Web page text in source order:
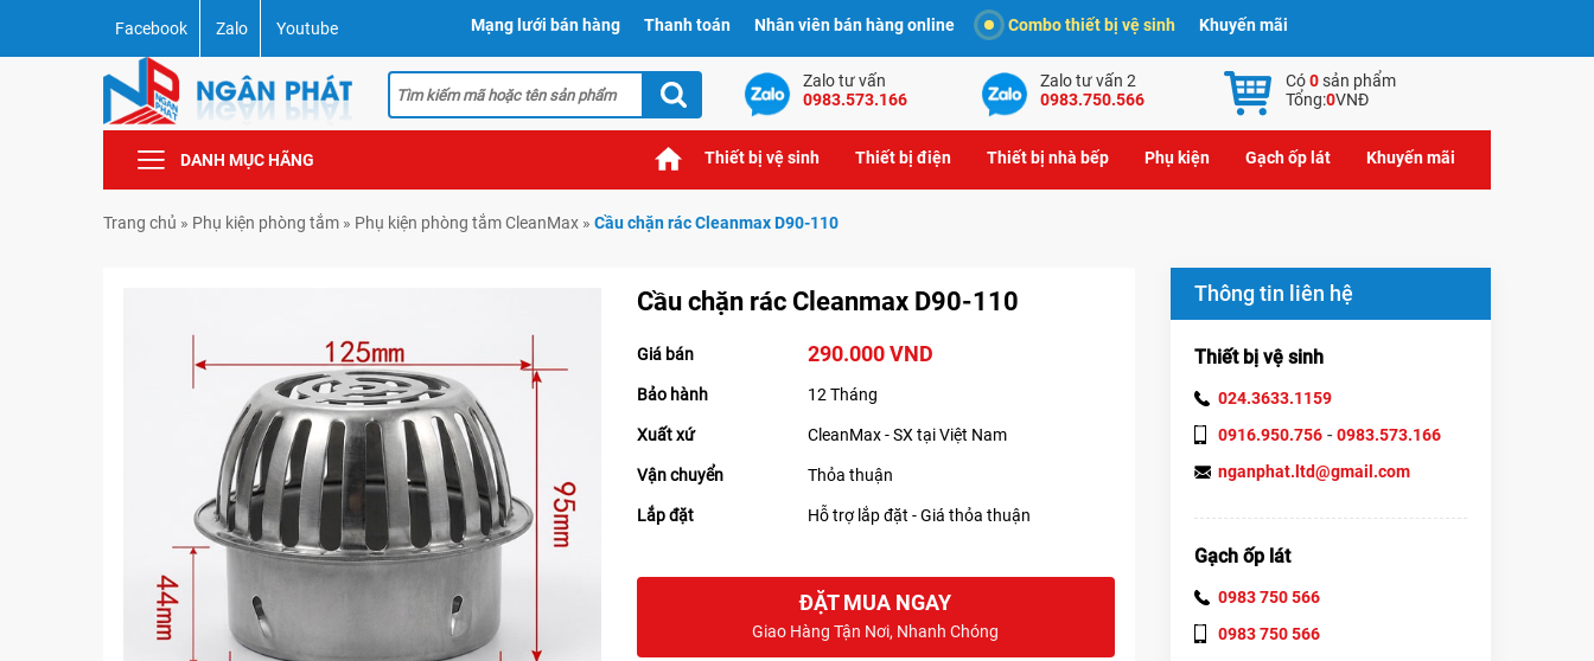
Facebook Zalo Youtube Mạng lưới bán hàng Thanh toán Nhân viên bán hàng online Combo thiết bị vệ sinh Khuyến mãi
Zalo tư vấn
0983.573.166
Zalo tư vấn 2
0983.750.566
Có0sản phẩm
Tổng:0VNĐ
DANH MỤC HÃNG Thiết bị vệ sinh Thiết bị điện Thiết bị nhà bếp Phụ kiện Gạch ốp lát Khuyến mãi
Trang chủ » Phụ kiện phòng tắm » Phụ kiện phòng tắm CleanMax » Cầu chặn rác Cleanmax D90-110
Cầu chặn rác Cleanmax D90-110
Giá bán 290.000 VND
Bảo hành 12 Tháng
Xuất xứ CleanMax - SX tại Việt Nam
Vận chuyển Thỏa thuận
Lắp đặt Hỗ trợ lắp đặt - Giá thỏa thuận
ĐẶT MUA NGAY
Giao Hàng Tận Nơi, Nhanh Chóng
Thông tin liên hệ
Thiết bị vệ sinh
024.3633.1159
0916.950.756 - 0983.573.166
nganphat.ltd@gmail.com
Gạch ốp lát
0983 750 566
0983 750 566